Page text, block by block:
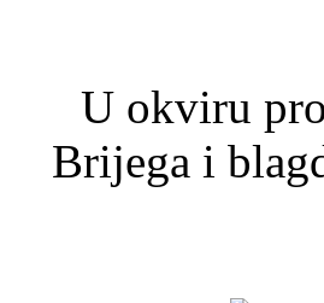
U okviru
Brijega i